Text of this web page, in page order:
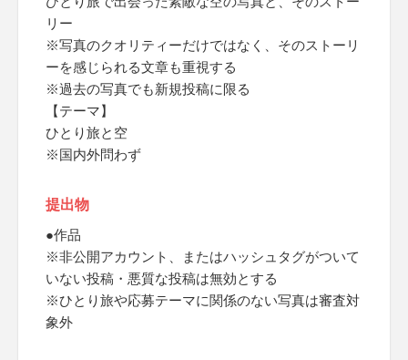
リー
※写真のクオリティーだけではなく、そのストーリ
ーを感じられる文章も重視する
※過去の写真でも新規投稿に限る
【テーマ】
ひとり旅と空
※国内外問わず
提出物
●作品
※非公開アカウント、またはハッシュタグがついて
いない投稿・悪質な投稿は無効とする
※ひとり旅や応募テーマに関係のない写真は審査対
象外